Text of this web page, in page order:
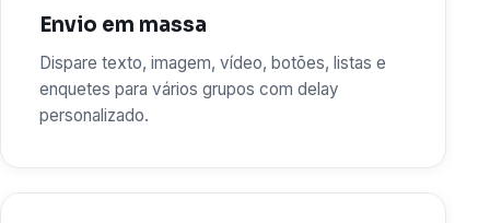
Envio em massa
Dispare texto, imagem, vídeo, botões, listas e
enquetes para vários grupos com delay
personalizado.